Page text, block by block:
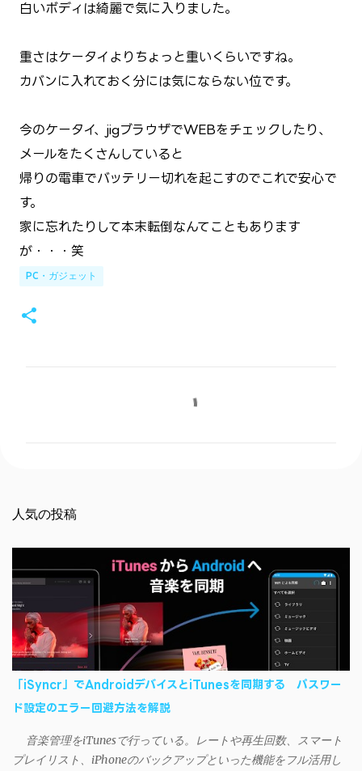
白いボディは綺麗で気に入りました。
重さはケータイよりちょっと重いくらいですね。
カバンに入れておく分には気にならない位です。
今のケータイ、jigブラウザでWEBをチェックしたり、
メールをたくさんしていると
帰りの電車でバッテリー切れを起こすのでこれで安心で
す。
家に忘れたりして本末転倒なんてこともあります
が・・・笑
PC・ガジェット
人気の投稿
「iSyncr」でAndroidデバイスとiTunesを同期する パスワー
ド設定のエラー回避方法を解説
音楽管理をiTunesで行っている。レートや再生回数、スマート
プレイリスト、iPhoneのバックアップといった機能をフル活用し